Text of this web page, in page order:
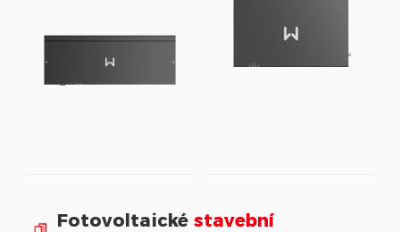
Fotovoltaické stavební